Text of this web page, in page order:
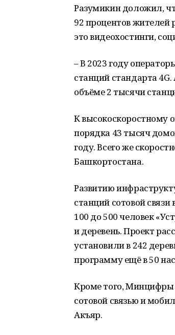
Разумикин доложил,
92 процентов жителей
это видеохостинги,
– В 2023 году
станций стандарта
объёме 2 тысячи
К высокоскоростному
порядка 43 тысяч
году. Всего же
Башкортостана.
Развитию
станций сотовой
100 до 500 человек
и деревень. Проект
установили в 242
программу ещё в 50
Кроме того, Минцифры
сотовой связью и
Акъяр.